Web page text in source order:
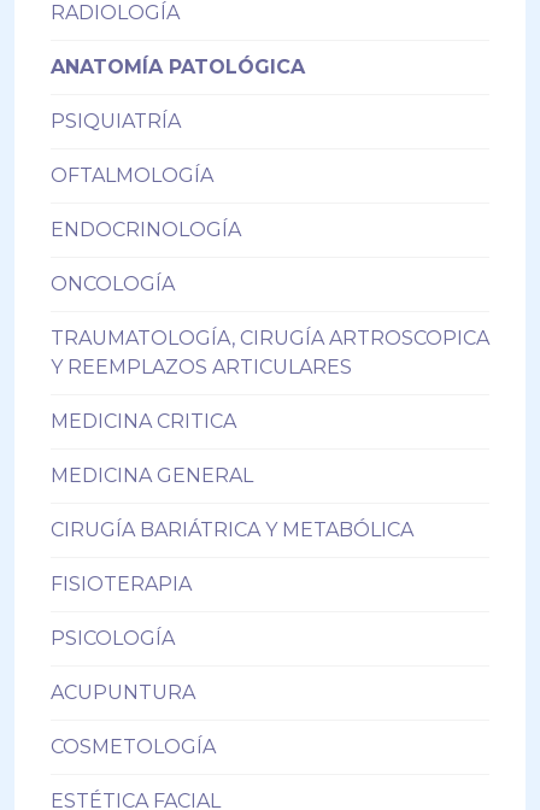
RADIOLOGÍA
ANATOMÍA PATOLÓGICA
PSIQUIATRÍA
OFTALMOLOGÍA
ENDOCRINOLOGÍA
ONCOLOGÍA
TRAUMATOLOGÍA, CIRUGÍA ARTROSCOPICA
Y REEMPLAZOS ARTICULARES
MEDICINA CRITICA
MEDICINA GENERAL
CIRUGÍA BARIÁTRICA Y METABÓLICA
FISIOTERAPIA
PSICOLOGÍA
ACUPUNTURA
COSMETOLOGÍA
ESTÉTICA FACIAL